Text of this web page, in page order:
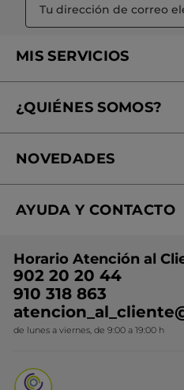
MIS SERVICIOS
Tratamientos de Belleza
Mi club Yves Rocher
¿QUIÉNES SOMOS?
¿Quiénes somos?
Nuestros compromisos
Conviértete en Franquiciada
NOVEDADES
Rebajas
Ideas de Regalo
Colección Monoi
Novedades del mes
AYUDA Y CONTACTO
Contacto
Horario Atención al
902 20 20 44
910 318 863
de lunes a viernes, de 9:00 a 19:00 h